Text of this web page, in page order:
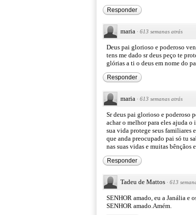
Responder
maria · 613 semanas atrás
Deus pai glorioso e poderoso
tens me dado sr deus peço te
glórias a ti o deus em nome do
Responder
maria · 613 semanas atrás
Sr deus pai glorioso e poderoso
achar o melhor para eles ajuda
sua vida protege seus familiares
que anda preocupado pai só tu
nas suas vidas e muitas
Responder
Tadeu de Mattos · 613
SENHOR amado, eu a Janália e
SENHOR amado.Amém.